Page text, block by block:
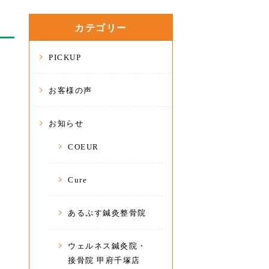
カテゴリー
PICKUP
お客様の声
お知らせ
COEUR
Cure
あるぷす鍼灸整骨院
ウェルネス鍼灸院・
接骨院 甲府千塚店